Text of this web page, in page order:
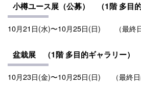
小樽ユース展（公募） （1階多目
10月21日(水)〜10月25日(日) （最終
盆栽展 （1階 多目的ギャラリー）
10月23日(金)〜10月25日(日) （最終